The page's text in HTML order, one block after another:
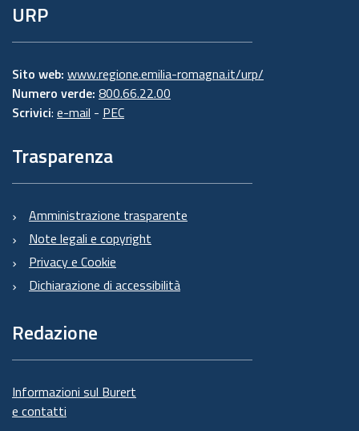
URP
Sito web: www.regione.emilia-romagna.it/urp/
Numero verde: 800.66.22.00
Scrivici: e-mail - PEC
Trasparenza
Amministrazione trasparente
Note legali e copyright
Privacy e Cookie
Dichiarazione di accessibilità
Redazione
Informazioni sul Burert
e contatti